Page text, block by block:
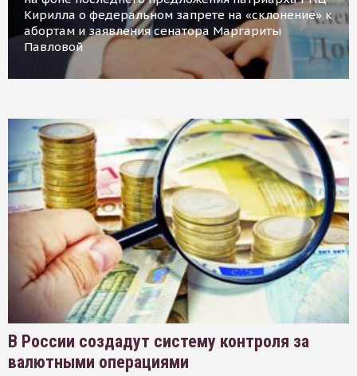
Кирилла о федеральном запрете на «склонение» к
абортам и заявления сенатора Маргариты
Павловой
В России создадут систему контроля за
валютными операциями